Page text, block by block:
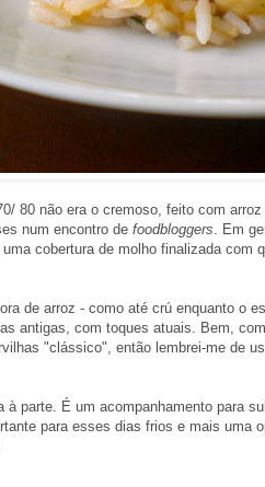
80 não era o cremoso, feito com
num encontro de foodbloggers . Em
cobertura de molho finalizada com
de arroz - como até crú enquanto o
antigas, com toques atuais. Bem,
"clássico", então lembrei-me de
parte. É um acompanhamento para
para esses dias frios e mais uma